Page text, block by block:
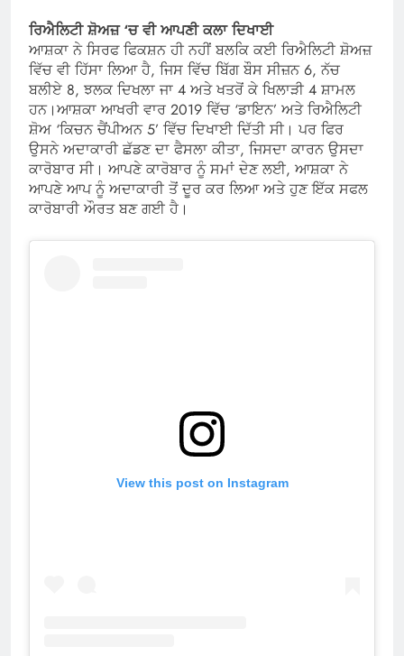
ਰਿਐਲਿਟੀ ਸ਼ੋਅਜ਼ ‘ਚ ਵੀ ਆਪਣੀ ਕਲਾ ਦਿਖਾਈ
ਆਸ਼ਕਾ ਨੇ ਸਿਰਫ ਫਿਕਸ਼ਨ ਹੀ ਨਹੀਂ ਬਲਕਿ ਕਈ ਰਿਐਲਿਟੀ ਸ਼ੋਅਜ਼
ਵਿੱਚ ਵੀ ਹਿੱਸਾ ਲਿਆ ਹੈ, ਜਿਸ ਵਿੱਚ ਬਿੱਗ ਬੌਸ ਸੀਜ਼ਨ 6, ਨੱਚ
ਬਲੀਏ 8, ਝਲਕ ਦਿਖਲਾ ਜਾ 4 ਅਤੇ ਖਤਰੋਂ ਕੇ ਖਿਲਾੜੀ 4 ਸ਼ਾਮਲ
ਹਨ।ਆਸ਼ਕਾ ਆਖਰੀ ਵਾਰ 2019 ਵਿੱਚ ‘ਡਾਇਨ’ ਅਤੇ ਰਿਐਲਿਟੀ
ਸ਼ੋਅ ‘ਕਿਚਨ ਚੈਂਪੀਅਨ 5’ ਵਿੱਚ ਦਿਖਾਈ ਦਿੱਤੀ ਸੀ। ਪਰ ਫਿਰ
ਉਸਨੇ ਅਦਾਕਾਰੀ ਛੱਡਣ ਦਾ ਫੈਸਲਾ ਕੀਤਾ, ਜਿਸਦਾ ਕਾਰਨ ਉਸਦਾ
ਕਾਰੋਬਾਰ ਸੀ। ਆਪਣੇ ਕਾਰੋਬਾਰ ਨੂੰ ਸਮਾਂ ਦੇਣ ਲਈ, ਆਸ਼ਕਾ ਨੇ
ਆਪਣੇ ਆਪ ਨੂੰ ਅਦਾਕਾਰੀ ਤੋਂ ਦੂਰ ਕਰ ਲਿਆ ਅਤੇ ਹੁਣ ਇੱਕ ਸਫਲ
ਕਾਰੋਬਾਰੀ ਔਰਤ ਬਣ ਗਈ ਹੈ।
View this post on Instagram